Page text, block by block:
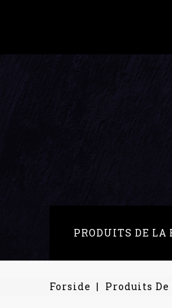
PRODUITS DE LA
Forside Produits De